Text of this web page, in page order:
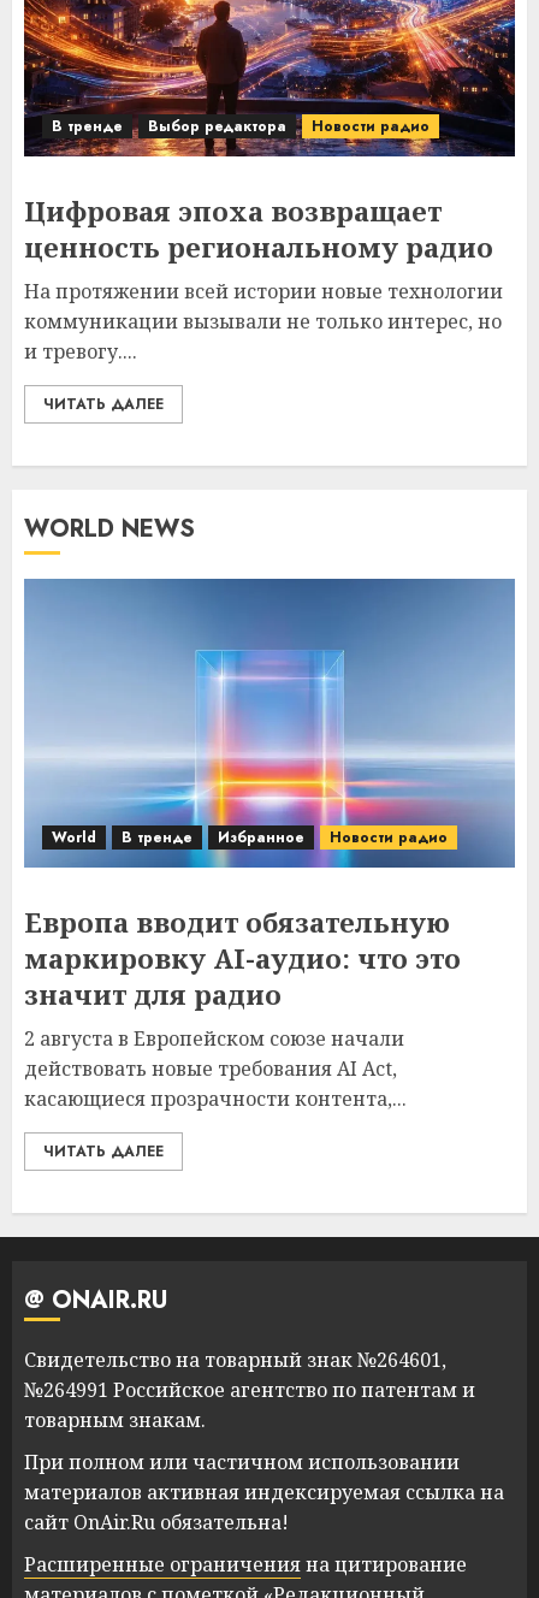
В тренде Выбор редактора Новости радио
Цифровая эпоха возвращает
ценность региональному радио
На протяжении всей истории новые технологии
коммуникации вызывали не только интерес, но
и тревогу....
ЧИТАТЬ ДАЛЕЕ
WORLD NEWS
World В тренде Избранное Новости радио
Европа вводит обязательную
маркировку AI-аудио: что это
значит для радио
2 августа в Европейском союзе начали
действовать новые требования AI Act,
касающиеся прозрачности контента,...
ЧИТАТЬ ДАЛЕЕ
@ ONAIR.RU
Свидетельство на товарный знак №264601,
№264991 Российское агентство по патентам и
товарным знакам.
При полном или частичном использовании
материалов активная индексируемая ссылка на
сайт OnAir.Ru обязательна!
Расширенные ограниченияна цитирование